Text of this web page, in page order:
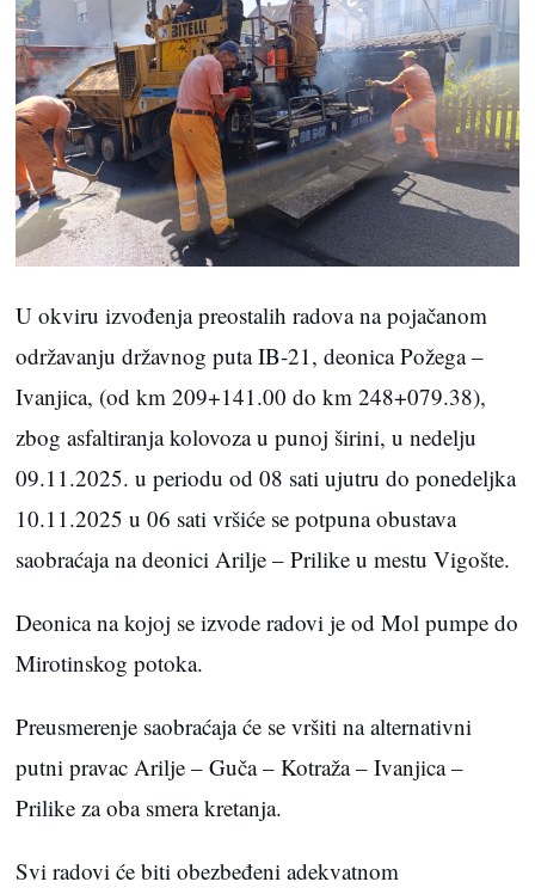
U okviru izvođenja preostalih radova na pojačanom
održavanju državnog puta IB-21, deonica Požega –
Ivanjica, (od km 209+141.00 do km 248+079.38),
zbog asfaltiranja kolovoza u punoj širini, u nedelju
09.11.2025. u periodu od 08 sati ujutru do ponedeljka
10.11.2025 u 06 sati vršiće se potpuna obustava
saobraćaja na deonici Arilje – Prilike u mestu Vigošte.
Deonica na kojoj se izvode radovi je od Mol pumpe do
Mirotinskog potoka.
Preusmerenje saobraćaja će se vršiti na alternativni
putni pravac Arilje – Guča – Kotraža – Ivanjica –
Prilike za oba smera kretanja.
Svi radovi će biti obezbeđeni adekvatnom